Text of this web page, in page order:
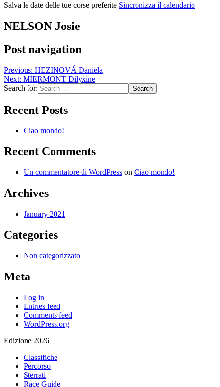
Salva le date delle tue corse preferite Sincronizza il calendario
NELSON Josie
Post navigation
Previous: HEZINOVÁ Daniela
Next: MIERMONT Dilyxine
Search for:
Recent Posts
Ciao mondo!
Recent Comments
Un commentatore di WordPress on Ciao mondo!
Archives
January 2021
Categories
Non categorizzato
Meta
Log in
Entries feed
Comments feed
WordPress.org
Edizione 2026
Classifiche
Percorso
Sterrati
Race Guide